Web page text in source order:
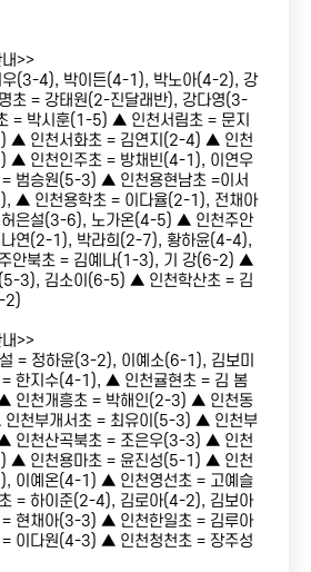
>>
(3-4), 박이든(4-1), 박노아(4-2), 강
초 = 강태원(2-진달래반), 강다영(3-
= 박시훈(1-5) ▲ 인천서림초 = 문지
▲ 인천서화초 = 김연지(2-4) ▲ 인천
▲ 인천인주초 = 방채빈(4-1), 이연우
범승원(5-3) ▲ 인천용현남초 =이서
▲ 인천용학초 = 이다율(2-1), 전채아
은설(3-6), 노가온(4-5) ▲ 인천주안
연(2-1), 박라희(2-7), 황하윤(4-4),
안북초 = 김예나(1-3), 기 강(6-2) ▲
3), 김소이(6-5) ▲ 인천학산초 = 김
2)
>>
= 정하윤(3-2), 이예소(6-1), 김보미
한지수(4-1), ▲ 인천귤현초 = 김 봄
인천개흥초 = 박해인(2-3) ▲ 인천동
천부개서초 = 최유이(5-3) ▲ 인천부
인천산곡북초 = 조은우(3-3) ▲ 인천
▲ 인천용마초 = 윤진성(5-1) ▲ 인천
이예온(4-1) ▲ 인천영선초 = 고예슬
= 하이준(2-4), 김로아(4-2), 김보아
현채아(3-3) ▲ 인천한일초 = 김루아
이다원(4-3) ▲ 인천청천초 = 장주성